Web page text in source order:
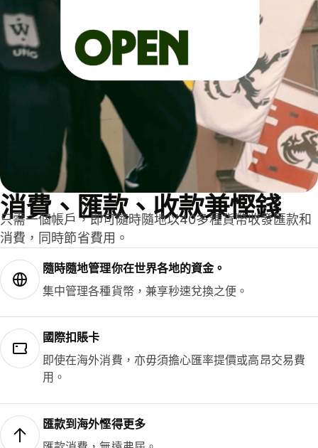
消費、匯款、收款兼慳錢
只需一個帳戶，即可隨時隨地以40多種貨幣收發匯款和
消費，同時節省費用。
隨時隨地管理你在世界各地的資金。
集中管理各種貨幣，兼享秒速兌換之便。
國際扣賬卡
即使在海外消費，亦毋須擔心匯率提價或高昂交易費
用。
匯款到海外慳得更多